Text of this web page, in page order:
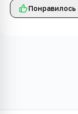
Понравилось